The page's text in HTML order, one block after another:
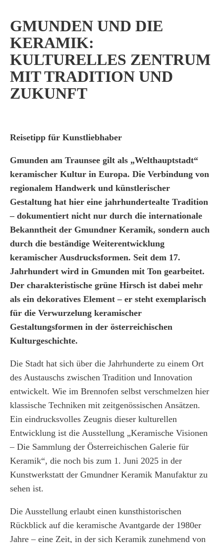
GMUNDEN UND DIE
KERAMIK:
KULTURELLES ZENTRUM
MIT TRADITION UND
ZUKUNFT
Reisetipp für Kunstliebhaber
Gmunden am Traunsee gilt als „Welthauptstadt“
keramischer Kultur in Europa. Die Verbindung von
regionalem Handwerk und künstlerischer
Gestaltung hat hier eine jahrhundertealte Tradition
– dokumentiert nicht nur durch die internationale
Bekanntheit der Gmundner Keramik, sondern auch
durch die beständige Weiterentwicklung
keramischer Ausdrucksformen. Seit dem 17.
Jahrhundert wird in Gmunden mit Ton gearbeitet.
Der charakteristische grüne Hirsch ist dabei mehr
als ein dekoratives Element – er steht exemplarisch
für die Verwurzelung keramischer
Gestaltungsformen in der österreichischen
Kulturgeschichte.
Die Stadt hat sich über die Jahrhunderte zu einem Ort
des Austauschs zwischen Tradition und Innovation
entwickelt. Wie im Brennofen selbst verschmelzen hier
klassische Techniken mit zeitgenössischen Ansätzen.
Ein eindrucksvolles Zeugnis dieser kulturellen
Entwicklung ist die Ausstellung „Keramische Visionen
– Die Sammlung der Österreichischen Galerie für
Keramik“, die noch bis zum 1. Juni 2025 in der
Kunstwerkstatt der Gmundner Keramik Manufaktur zu
sehen ist.
Die Ausstellung erlaubt einen kunsthistorischen
Rückblick auf die keramische Avantgarde der 1980er
Jahre – eine Zeit, in der sich Keramik zunehmend von